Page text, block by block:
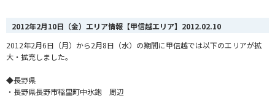
2012年2月10日（金）エリア情報【甲信越エリア】 2012.02.10
2012年2月6日（月）から2月8日（水）の期間に甲信越では以下のエリアが拡
大・拡充しました。
◆長野県
・長野県長野市稲里町中氷鉋 周辺